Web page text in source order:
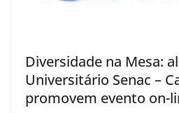
Diversidade na Mesa:
Universitário Senac –
promovem evento on-